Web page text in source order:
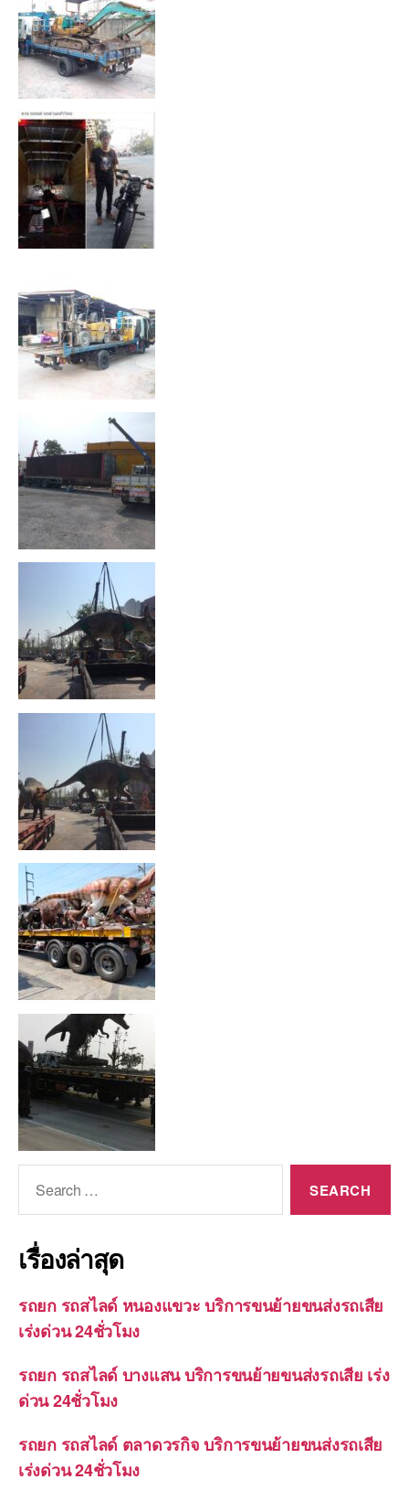
เรื่องล่าสุด
รถยก รถสไลด์ หนองแขวะ บริการขนย้ายขนส่งรถเสีย
เร่งด่วน 24ชั่วโมง
รถยก รถสไลด์ บางแสน บริการขนย้ายขนส่งรถเสีย เร่ง
ด่วน 24ชั่วโมง
รถยก รถสไลด์ ตลาดวรกิจ บริการขนย้ายขนส่งรถเสีย
เร่งด่วน 24ชั่วโมง